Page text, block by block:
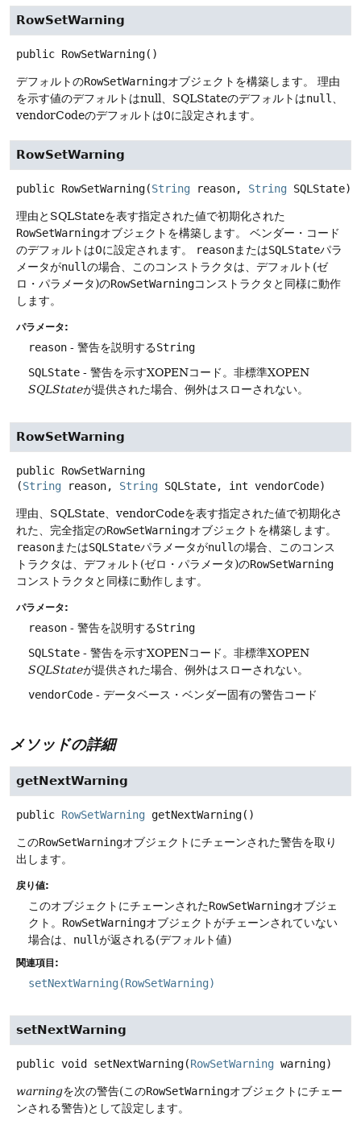
RowSetWarning
public RowSetWarning()
デフォルトのRowSetWarningオブジェクトを構築します。
理由
を示す値のデフォルトはnull、SQLStateのデフォルトはnull、
vendorCodeのデフォルトは0に設定されます。
RowSetWarning
public RowSetWarning(String reason, String SQLState)
理由とSQLStateを表す指定された値で初期化された
RowSetWarningオブジェクトを構築します。
ベンダー・コード
のデフォルトは0に設定されます。
reasonまたはSQLStateパラ
メータがnullの場合、このコンストラクタは、デフォルト(ゼ
ロ・パラメータ)のRowSetWarningコンストラクタと同様に動作
します。
パラメータ:
reason - 警告を説明するString
SQLState - 警告を示すXOPENコード。非標準XOPEN
SQLStateが提供された場合、例外はスローされない。
RowSetWarning
public RowSetWarning
(String reason, String SQLState, int vendorCode)
理由、SQLState、vendorCodeを表す指定された値で初期化さ
れた、完全指定のRowSetWarningオブジェクトを構築します。
reasonまたはSQLStateパラメータがnullの場合、このコンス
トラクタは、デフォルト(ゼロ・パラメータ)のRowSetWarning
コンストラクタと同様に動作します。
パラメータ:
reason - 警告を説明するString
SQLState - 警告を示すXOPENコード。非標準XOPEN
SQLStateが提供された場合、例外はスローされない。
vendorCode - データベース・ベンダー固有の警告コード
メソッドの詳細
getNextWarning
public RowSetWarning getNextWarning()
このRowSetWarningオブジェクトにチェーンされた警告を取り
出します。
戻り値:
このオブジェクトにチェーンされたRowSetWarningオブジェ
クト。 RowSetWarningオブジェクトがチェーンされていない
場合は、 nullが返される(デフォルト値)
関連項目:
setNextWarning(RowSetWarning)
setNextWarning
public void setNextWarning(RowSetWarning warning)
warningを次の警告(このRowSetWarningオブジェクトにチェー
ンされる警告)として設定します。